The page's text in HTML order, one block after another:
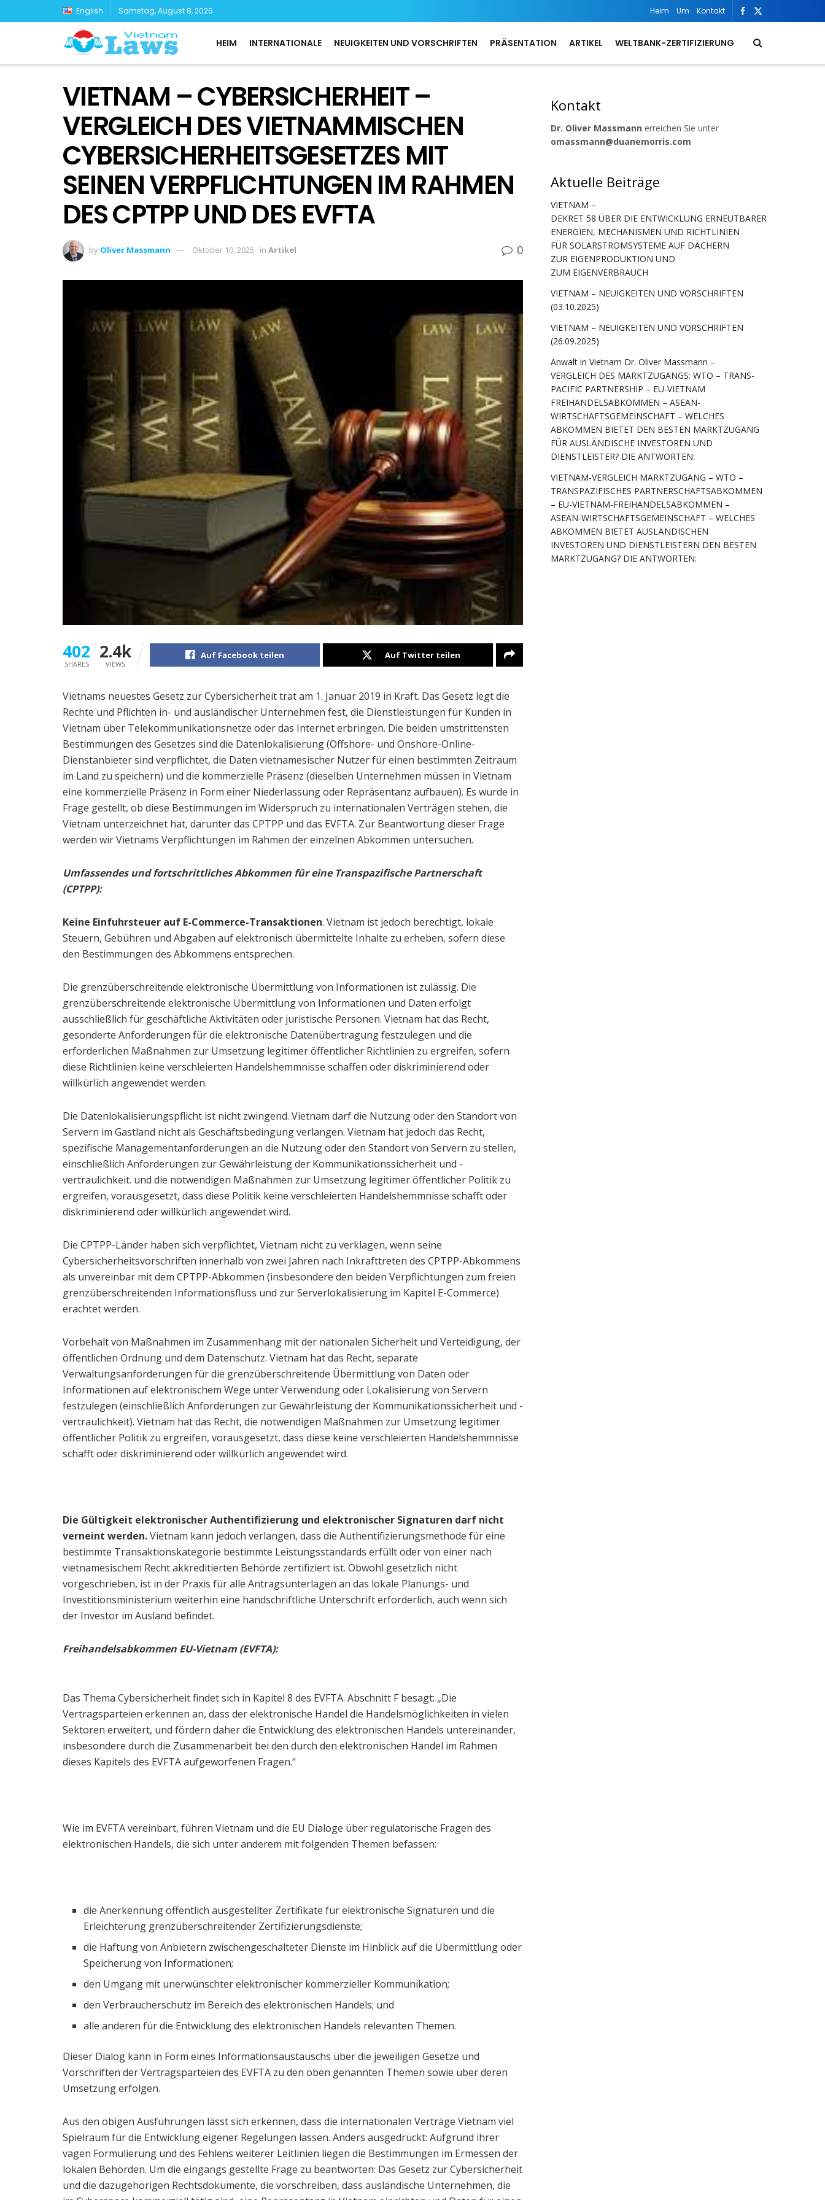
English Samstag, August 8, 2026 Heim Um Kontakt
HEIM INTERNATIONALE NEUIGKEITEN UND VORSCHRIFTEN PRÄSENTATION ARTIKEL WELTBANK-ZERTIFIZIERUNG
VIETNAM – CYBERSICHERHEIT –
VERGLEICH DES VIETNAMMISCHEN
CYBERSICHERHEITSGESETZES MIT
SEINEN VERPFLICHTUNGEN IM RAHMEN
DES CPTPP UND DES EVFTA
by Oliver Massmann Oktober 10, 2025 in Artikel 0
402
SHARES
2.4k
VIEWS
Auf Facebook teilen Auf Twitter teilen
Vietnams neuestes Gesetz zur Cybersicherheit trat am 1. Januar 2019 in Kraft. Das Gesetz legt die
Rechte und Pflichten in- und ausländischer Unternehmen fest, die Dienstleistungen für Kunden in
Vietnam über Telekommunikationsnetze oder das Internet erbringen. Die beiden umstrittensten
Bestimmungen des Gesetzes sind die Datenlokalisierung (Offshore- und Onshore-Online-
Dienstanbieter sind verpflichtet, die Daten vietnamesischer Nutzer für einen bestimmten Zeitraum
im Land zu speichern) und die kommerzielle Präsenz (dieselben Unternehmen müssen in Vietnam
eine kommerzielle Präsenz in Form einer Niederlassung oder Repräsentanz aufbauen). Es wurde in
Frage gestellt, ob diese Bestimmungen im Widerspruch zu internationalen Verträgen stehen, die
Vietnam unterzeichnet hat, darunter das CPTPP und das EVFTA. Zur Beantwortung dieser Frage
werden wir Vietnams Verpflichtungen im Rahmen der einzelnen Abkommen untersuchen.
Umfassendes und fortschrittliches Abkommen für eine Transpazifische Partnerschaft
(CPTPP):
Keine Einfuhrsteuer auf E-Commerce-Transaktionen. Vietnam ist jedoch berechtigt, lokale
Steuern, Gebühren und Abgaben auf elektronisch übermittelte Inhalte zu erheben, sofern diese
den Bestimmungen des Abkommens entsprechen.
Die grenzüberschreitende elektronische Übermittlung von Informationen ist zulässig. Die
grenzüberschreitende elektronische Übermittlung von Informationen und Daten erfolgt
ausschließlich für geschäftliche Aktivitäten oder juristische Personen. Vietnam hat das Recht,
gesonderte Anforderungen für die elektronische Datenübertragung festzulegen und die
erforderlichen Maßnahmen zur Umsetzung legitimer öffentlicher Richtlinien zu ergreifen, sofern
diese Richtlinien keine verschleierten Handelshemmnisse schaffen oder diskriminierend oder
willkürlich angewendet werden.
Die Datenlokalisierungspflicht ist nicht zwingend. Vietnam darf die Nutzung oder den Standort von
Servern im Gastland nicht als Geschäftsbedingung verlangen. Vietnam hat jedoch das Recht,
spezifische Managementanforderungen an die Nutzung oder den Standort von Servern zu stellen,
einschließlich Anforderungen zur Gewährleistung der Kommunikationssicherheit und -
vertraulichkeit. und die notwendigen Maßnahmen zur Umsetzung legitimer öffentlicher Politik zu
ergreifen, vorausgesetzt, dass diese Politik keine verschleierten Handelshemmnisse schafft oder
diskriminierend oder willkürlich angewendet wird.
Die CPTPP-Länder haben sich verpflichtet, Vietnam nicht zu verklagen, wenn seine
Cybersicherheitsvorschriften innerhalb von zwei Jahren nach Inkrafttreten des CPTPP-Abkommens
als unvereinbar mit dem CPTPP-Abkommen (insbesondere den beiden Verpflichtungen zum freien
grenzüberschreitenden Informationsfluss und zur Serverlokalisierung im Kapitel E-Commerce)
erachtet werden.
Vorbehalt von Maßnahmen im Zusammenhang mit der nationalen Sicherheit und Verteidigung, der
öffentlichen Ordnung und dem Datenschutz. Vietnam hat das Recht, separate
Verwaltungsanforderungen für die grenzüberschreitende Übermittlung von Daten oder
Informationen auf elektronischem Wege unter Verwendung oder Lokalisierung von Servern
festzulegen (einschließlich Anforderungen zur Gewährleistung der Kommunikationssicherheit und -
vertraulichkeit). Vietnam hat das Recht, die notwendigen Maßnahmen zur Umsetzung legitimer
öffentlicher Politik zu ergreifen, vorausgesetzt, dass diese keine verschleierten Handelshemmnisse
schafft oder diskriminierend oder willkürlich angewendet wird.
Die Gültigkeit elektronischer Authentifizierung und elektronischer Signaturen darf nicht
verneint werden.Vietnam kann jedoch verlangen, dass die Authentifizierungsmethode für eine
bestimmte Transaktionskategorie bestimmte Leistungsstandards erfüllt oder von einer nach
vietnamesischem Recht akkreditierten Behörde zertifiziert ist. Obwohl gesetzlich nicht
vorgeschrieben, ist in der Praxis für alle Antragsunterlagen an das lokale Planungs- und
Investitionsministerium weiterhin eine handschriftliche Unterschrift erforderlich, auch wenn sich
der Investor im Ausland befindet.
Freihandelsabkommen EU-Vietnam (EVFTA):
Das Thema Cybersicherheit findet sich in Kapitel 8 des EVFTA. Abschnitt F besagt: „Die
Vertragsparteien erkennen an, dass der elektronische Handel die Handelsmöglichkeiten in vielen
Sektoren erweitert, und fördern daher die Entwicklung des elektronischen Handels untereinander,
insbesondere durch die Zusammenarbeit bei den durch den elektronischen Handel im Rahmen
dieses Kapitels des EVFTA aufgeworfenen Fragen.“
Wie im EVFTA vereinbart, führen Vietnam und die EU Dialoge über regulatorische Fragen des
elektronischen Handels, die sich unter anderem mit folgenden Themen befassen:
die Anerkennung öffentlich ausgestellter Zertifikate für elektronische Signaturen und die
Erleichterung grenzüberschreitender Zertifizierungsdienste;
die Haftung von Anbietern zwischengeschalteter Dienste im Hinblick auf die Übermittlung oder
Speicherung von Informationen;
den Umgang mit unerwünschter elektronischer kommerzieller Kommunikation;
den Verbraucherschutz im Bereich des elektronischen Handels; und
alle anderen für die Entwicklung des elektronischen Handels relevanten Themen.
Dieser Dialog kann in Form eines Informationsaustauschs über die jeweiligen Gesetze und
Vorschriften der Vertragsparteien des EVFTA zu den oben genannten Themen sowie über deren
Umsetzung erfolgen.
Aus den obigen Ausführungen lässt sich erkennen, dass die internationalen Verträge Vietnam viel
Spielraum für die Entwicklung eigener Regelungen lassen. Anders ausgedrückt: Aufgrund ihrer
vagen Formulierung und des Fehlens weiterer Leitlinien liegen die Bestimmungen im Ermessen der
lokalen Behörden. Um die eingangs gestellte Frage zu beantworten: Das Gesetz zur Cybersicherheit
und die dazugehörigen Rechtsdokumente, die vorschreiben, dass ausländische Unternehmen, die
Kontakt
Dr. Oliver Massmann erreichen Sie unter
omassmann@duanemorris.com
Aktuelle Beiträge
VIETNAM –
DEKRET 58 ÜBER DIE ENTWICKLUNG ERNEUTBARER
ENERGIEN, MECHANISMEN UND RICHTLINIEN
FÜR SOLARSTROMSYSTEME AUF DÄCHERN
ZUR EIGENPRODUKTION UND
ZUM EIGENVERBRAUCH
VIETNAM – NEUIGKEITEN UND VORSCHRIFTEN
(03.10.2025)
VIETNAM – NEUIGKEITEN UND VORSCHRIFTEN
(26.09.2025)
Anwalt in Vietnam Dr. Oliver Massmann –
VERGLEICH DES MARKTZUGANGS: WTO – TRANS-
PACIFIC PARTNERSHIP – EU-VIETNAM
FREIHANDELSABKOMMEN – ASEAN-
WIRTSCHAFTSGEMEINSCHAFT – WELCHES
ABKOMMEN BIETET DEN BESTEN MARKTZUGANG
FÜR AUSLÄNDISCHE INVESTOREN UND
DIENSTLEISTER? DIE ANTWORTEN:
VIETNAM-VERGLEICH MARKTZUGANG – WTO –
TRANSPAZIFISCHES PARTNERSCHAFTSABKOMMEN
– EU-VIETNAM-FREIHANDELSABKOMMEN –
ASEAN-WIRTSCHAFTSGEMEINSCHAFT – WELCHES
ABKOMMEN BIETET AUSLÄNDISCHEN
INVESTOREN UND DIENSTLEISTERN DEN BESTEN
MARKTZUGANG? DIE ANTWORTEN: